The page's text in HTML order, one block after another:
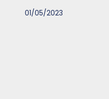
01/05/2023